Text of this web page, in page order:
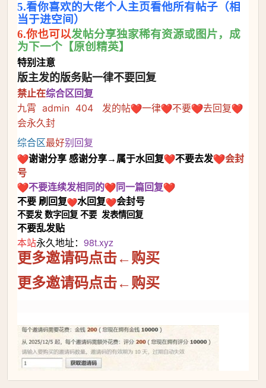
5.看你喜欢的大佬个人主页看他所有帖子（相
当于进空间）
6.你也可以发帖分享独家稀有资源或图片，成
为下一个【原创精英】
特别注意
版主发的版务贴一律不要回复
禁止在综合区回复
九霄 admin 404 发的帖
一律 不要
去回复
会永久封
综合区最好别回复
谢谢分享感谢分享→属于水回复 不要去发
会封
号
不要连续发相同的
同一篇回复
不要 刷回复 水回复 会封号
不要发 数字回复 不要 发表情回复
不要乱发贴
本站永久地址： 98t.xyz
更多邀请码点击←购买
更多邀请码点击←购买